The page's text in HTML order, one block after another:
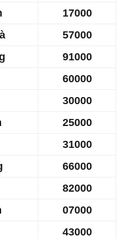
​17000
57000
​91000
​60000
30000
​25000
31000
​66000
​82000
​07000
​43000